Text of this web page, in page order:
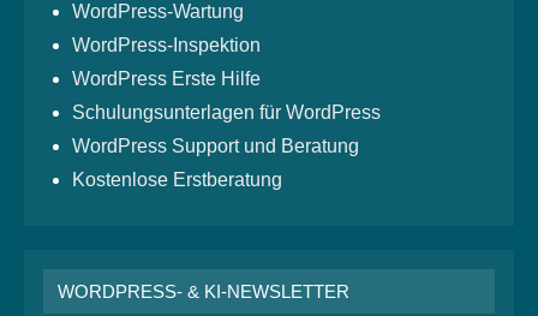
WordPress-Wartung
WordPress-Inspektion
WordPress Erste Hilfe
Schulungsunterlagen für WordPress
WordPress Support und Beratung
Kostenlose Erstberatung
WORDPRESS- & KI-NEWSLETTER